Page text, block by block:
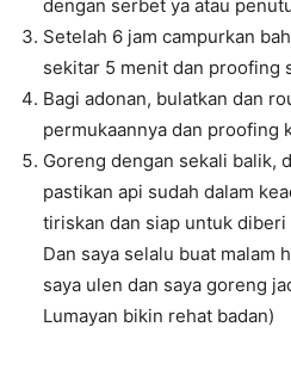
dengan serbet ya atau
Setelah 6 jam campurkan
sekitar 5 menit dan proofing
Bagi adonan, bulatkan dan
permukaannya dan proofing
Goreng dengan sekali balik,
pastikan api sudah dalam
tiriskan dan siap untuk
Dan saya selalu buat malam
saya ulen dan saya goreng
Lumayan bikin rehat badan)